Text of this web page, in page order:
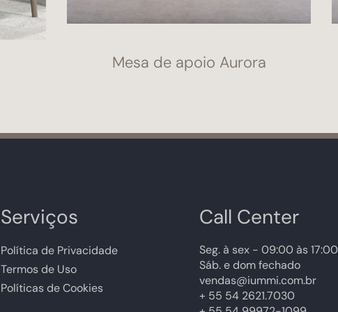
Mesa de apoio Aurora
Serviços
Política de Privacidade
Termos de Uso
Políticas de Cookies
Call Center
Seg. à sex - 09:00 às 17:00
Sáb. e dom fechado
vendas@iummi.com.br
+ 55 54 2621.7030